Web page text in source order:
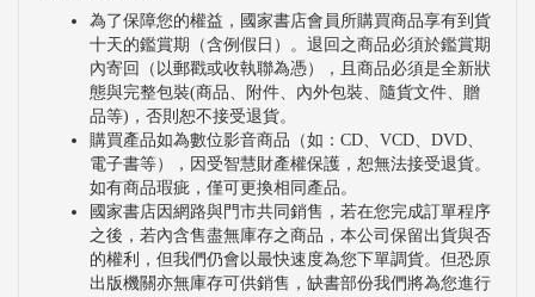
為了保障您的權益，國家書店會員所購買商品享有到貨
十天的鑑賞期（含例假日）。退回之商品必須於鑑賞期
內寄回（以郵戳或收執聯為憑），且商品必須是全新狀
態與完整包裝(商品、附件、內外包裝、隨貨文件、贈
品等)，否則恕不接受退貨。
購買產品如為數位影音商品（如：CD、VCD、DVD、
電子書等），因受智慧財產權保護，恕無法接受退貨。
如有商品瑕疵，僅可更換相同產品。
國家書店因網路與門市共同銷售，若在您完成訂單程序
之後，若內含售盡無庫存之商品，本公司保留出貨與否
的權利，但我們仍會以最快速度為您下單調貨。但恐原
出版機關亦無庫存可供銷售，缺書部份我們將為您進行